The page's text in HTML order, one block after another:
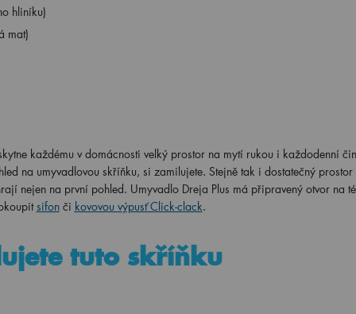
hliníku)
mat)
každému v domácnosti velký prostor na mytí rukou i každodenní
na umyvadlovou skříňku, si zamilujete. Stejně tak i dostatečný
nejen na první pohled. Umyvadlo Dreja Plus má připravený otvor na
sifon či kovovou výpusť Click-clack.
tuto skříňku